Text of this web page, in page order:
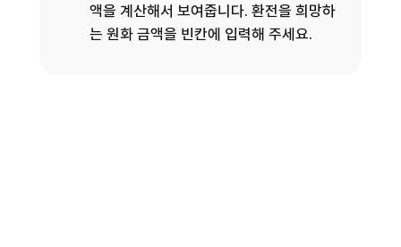
액을 계산해서 보여줍니다. 환전을 희망하
는 원화 금액을 빈칸에 입력해 주세요.